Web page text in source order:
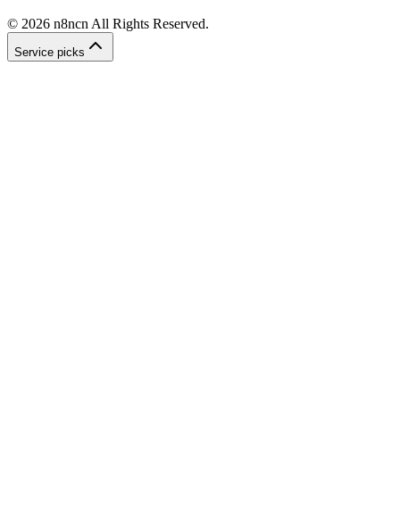
© 2026 n8ncn All Rights Reserved.
Service picks